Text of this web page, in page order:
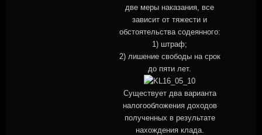
две меры наказания, все
зависит от тяжести и
обстоятельства содеянного:
1) штраф;
2) лишение свободы на срок
до пяти лет.
Существует два варианта
налогообложения доходов
полученных в результате
нахождения клада.